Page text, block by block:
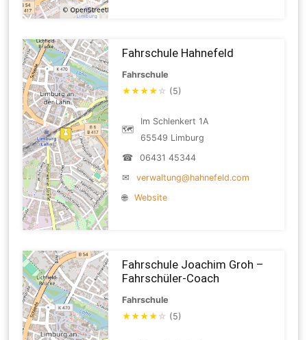
Fahrschule Hahnefeld
Fahrschule
★★★★ ☆ (5)
🗺
Im Schlenkert 1A
65549 Limburg
☎
06431 45344
✉
verwaltung@hahnefeld.com
🌐
Website
Fahrschule Joachim Groh –
Fahrschüler-Coach
Fahrschule
★★★★ ☆ (5)